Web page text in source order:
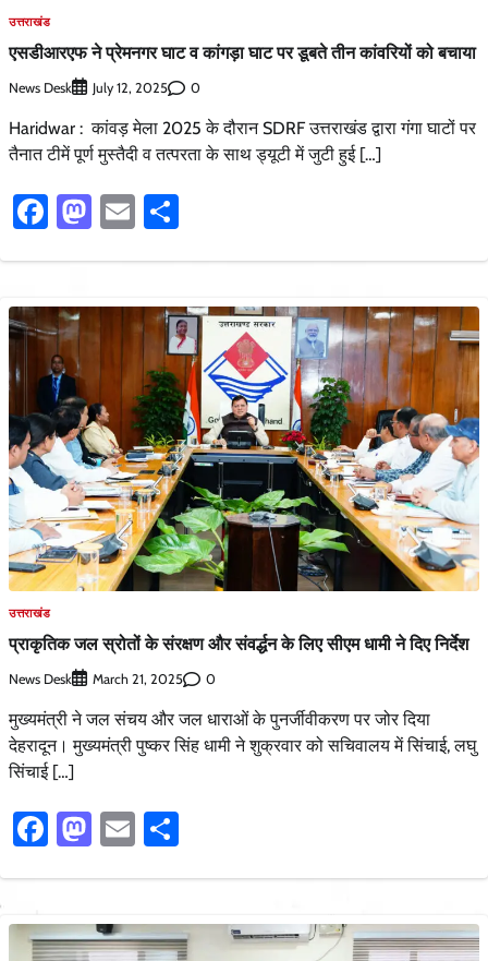
उत्तराखंड
एसडीआरएफ ने प्रेमनगर घाट व कांगड़ा घाट पर डूबते तीन कांवरियों को बचाया
News Desk July 12, 2025 0
Haridwar : कांवड़ मेला 2025 के दौरान SDRF उत्तराखंड द्वारा गंगा घाटों पर
तैनात टीमें पूर्ण मुस्तैदी व तत्परता के साथ ड्यूटी में जुटी हुई […]
Facebook
Mastodon
Email
उत्तराखंड
प्राकृतिक जल स्रोतों के संरक्षण और संवर्द्धन के लिए सीएम धामी ने दिए निर्देश
News Desk March 21, 2025 0
मुख्यमंत्री ने जल संचय और जल धाराओं के पुनर्जीवीकरण पर जोर दिया
देहरादून। मुख्यमंत्री पुष्कर सिंह धामी ने शुक्रवार को सचिवालय में सिंचाई, लघु
सिंचाई […]
Facebook
Mastodon
Email